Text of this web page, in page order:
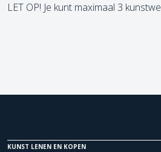
LET OP! Je kunt maximaal 3
KUNST LENEN EN KOPEN